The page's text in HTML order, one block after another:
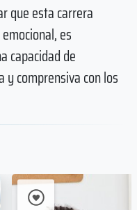
que esta carrera
es
capacidad de
comprensiva con los